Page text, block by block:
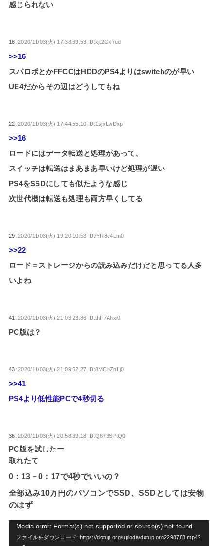
感じられない
18:2020/11/03(火) 17:38:39.53 ID:xjt2Gk7ud
>>16
スパロボとかFFCCはHDDのPS4よりはswitchのが早い
UE4だからその辺はどうしてもね
22:2020/11/03(火) 17:44:55.10 ID:1sjxLwDxp
>>16
ロードにはデータ転送と処理があって、
スイッチは転送はまあまあ早いけど処理が遅い
PS4をSSDにしても似たような感じ
次世代機は転送も処理も両方早くしてる
29:2020/11/03(火) 19:20:10.53 ID:lYR8c4Lm0
>>22
ロード＝ストレージからの読み込みだけだと思ってる人多
いよね
41:2020/11/03(火) 21:03:23.86 ID:thF7Ahxi0
PC版は？
43:2020/11/03(火) 21:09:52.27 ID:8MChZnLj0
>>41
PS4より低性能PCで4秒切る
36:2020/11/03(火) 20:58:39.18 ID:Q873SPtQ0
PC版を試したー
取れたて
0：13－0：17で4秒でいいの？
全部込み10万円のパソコンでSSD、SSDとしては安物
のはず
画
Media error: Format(s) not supported or source(s) not found
ファイルをダウンロード: https://dotup.org/uploda/dotup.org2298788.mp4?